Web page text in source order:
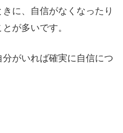
に、自信がなくなったり
が多いです。
がいれば確実に自信につ